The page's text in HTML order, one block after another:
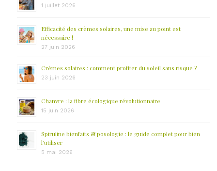
1 juillet 2026
Efficacité des crèmes solaires, une mise au point est
nécessaire !
27 juin 2026
Crèmes solaires : comment profiter du soleil sans risque ?
23 juin 2026
Chanvre : la fibre écologique révolutionnaire
15 juin 2026
Spiruline bienfaits & posologie : le guide complet pour bien
l’utiliser
5 mai 2026